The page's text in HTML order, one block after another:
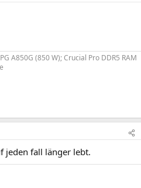
A850G (850 W); Crucial Pro DDR5 RAM
jeden fall länger lebt.